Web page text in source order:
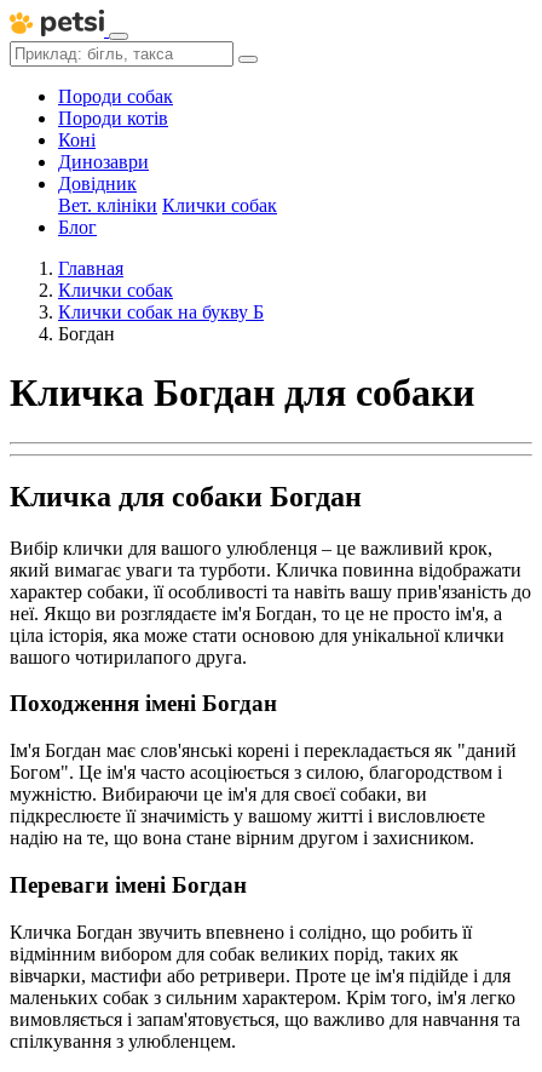
Породи собак
Породи котів
Коні
Динозаври
Довідник
Вет. клініки Клички собак
Блог
Главная
Клички собак
Клички собак на букву Б
Богдан
Кличка Богдан для собаки
Кличка для собаки Богдан
Вибір клички для вашого улюбленця – це важливий крок,
який вимагає уваги та турботи. Кличка повинна відображати
характер собаки, її особливості та навіть вашу прив'язаність до
неї. Якщо ви розглядаєте ім'я Богдан, то це не просто ім'я, а
ціла історія, яка може стати основою для унікальної клички
вашого чотирилапого друга.
Походження імені Богдан
Ім'я Богдан має слов'янські корені і перекладається як "даний
Богом". Це ім'я часто асоціюється з силою, благородством і
мужністю. Вибираючи це ім'я для своєї собаки, ви
підкреслюєте її значимість у вашому житті і висловлюєте
надію на те, що вона стане вірним другом і захисником.
Переваги імені Богдан
Кличка Богдан звучить впевнено і солідно, що робить її
відмінним вибором для собак великих порід, таких як
вівчарки, мастифи або ретривери. Проте це ім'я підійде і для
маленьких собак з сильним характером. Крім того, ім'я легко
вимовляється і запам'ятовується, що важливо для навчання та
спілкування з улюбленцем.